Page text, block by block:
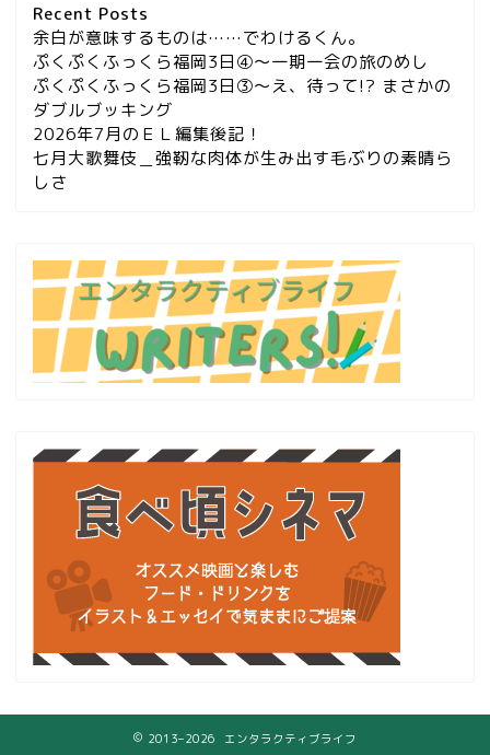
Recent Posts
余白が意味するものは……でわけるくん。
ぷくぷくふっくら福岡3日④～一期一会の旅のめし
ぷくぷくふっくら福岡3日③～え、待って!? まさかの
ダブルブッキング
2026年7月のＥＬ編集後記！
七月大歌舞伎＿強靭な肉体が生み出す毛ぶりの素晴ら
しさ
2013–2026 エンタラクティブライフ